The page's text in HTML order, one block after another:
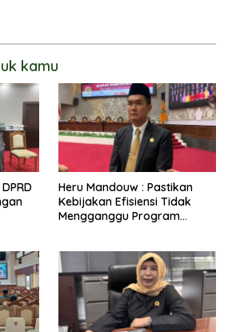
kamu
Heru Mandouw : Pastikan
Kebijakan Efisiensi Tidak
Mengganggu Program